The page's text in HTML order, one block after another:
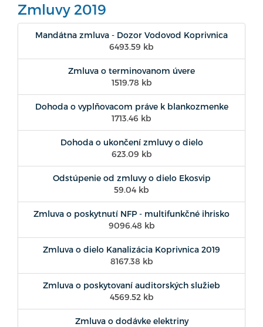
Zmluvy 2019
Mandátna zmluva - Dozor Vodovod Koprivnica
6493.59 kb
Zmluva o terminovanom úvere
1519.78 kb
Dohoda o vyplňovacom práve k blankozmenke
1713.46 kb
Dohoda o ukončení zmluvy o dielo
623.09 kb
Odstúpenie od zmluvy o dielo Ekosvip
59.04 kb
Zmluva o poskytnutí NFP - multifunkčné ihrisko
9096.48 kb
Zmluva o dielo Kanalizácia Koprivnica 2019
8167.38 kb
Zmluva o poskytovaní auditorských služieb
4569.52 kb
Zmluva o dodávke elektriny